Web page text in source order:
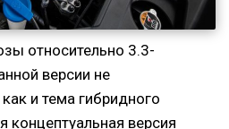
относительно 3.3-
версии не
и тема гибридного
концептуальная версия